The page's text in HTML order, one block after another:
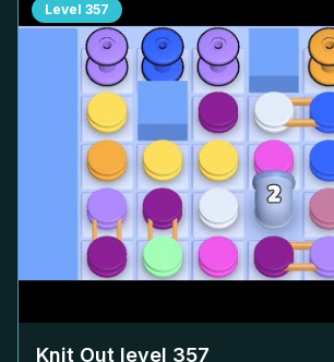
Level 357
Knit Out level 357